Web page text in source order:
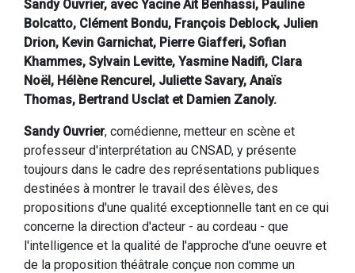
Sandy Ouvrier, avec Yacine Ait Benhassi, Pauline
Bolcatto, Clément Bondu, François Deblock, Julien
Drion, Kevin Garnichat, Pierre Giafferi, Sofian
Khammes, Sylvain Levitte, Yasmine Nadifi, Clara
Noël, Hélène Rencurel, Juliette Savary, Anaïs
Thomas, Bertrand Usclat et Damien Zanoly.
Sandy Ouvrier, comédienne, metteur en scène et
professeur d'interprétation au CNSAD, y présente
toujours dans le cadre des représentations publiques
destinées à montrer le travail des élèves, des
propositions d'une qualité exceptionnelle tant en ce qui
concerne la direction d'acteur - au cordeau - que
l'intelligence et la qualité de l'approche d'une oeuvre et
de la proposition théâtrale conçue non comme un